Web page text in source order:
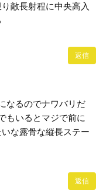
敵長射程に中央高入
返信
なるのでナワバリだ
もいるとマジで前に
な露骨な縦長ステー
返信